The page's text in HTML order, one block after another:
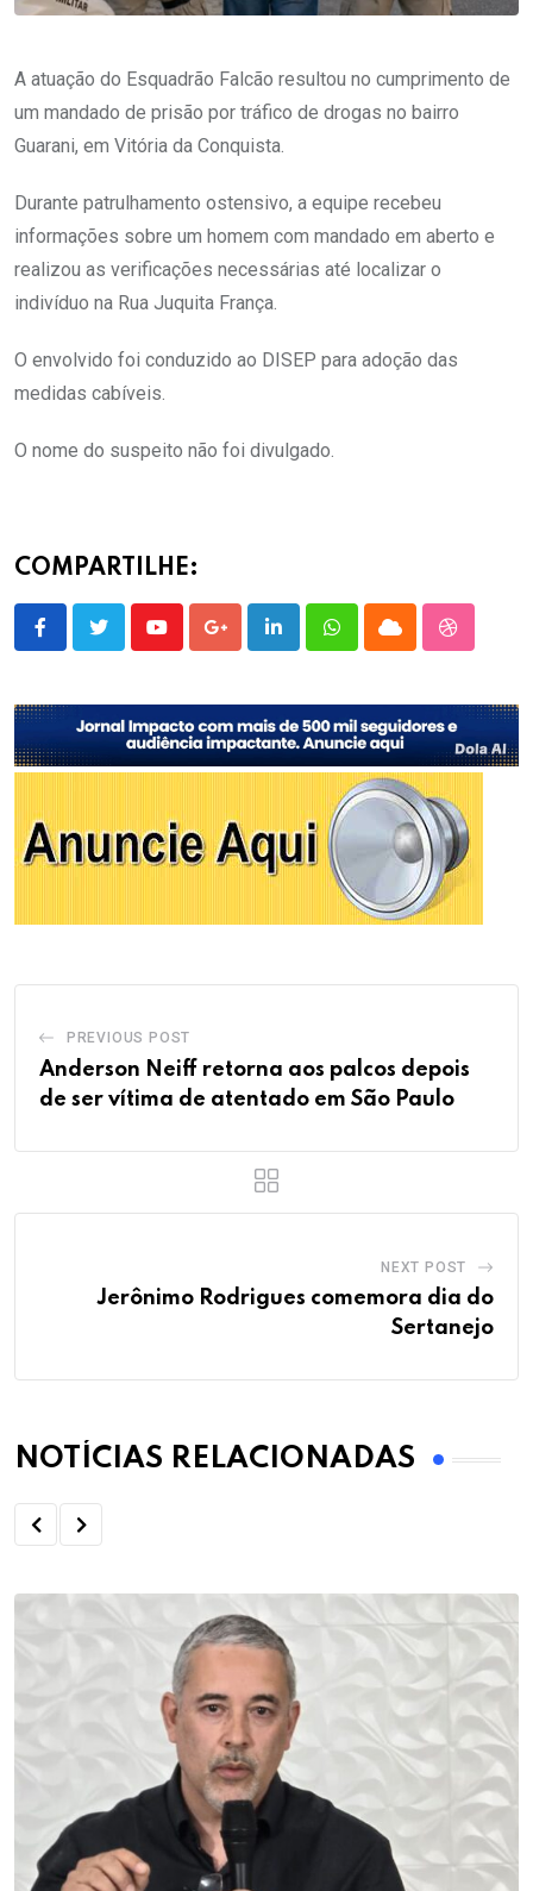
A atuação do Esquadrão Falcão resultou no cumprimento de
um mandado de prisão por tráfico de drogas no bairro
Guarani, em Vitória da Conquista.
Durante patrulhamento ostensivo, a equipe recebeu
informações sobre um homem com mandado em aberto e
realizou as verificações necessárias até localizar o
indivíduo na Rua Juquita França.
O envolvido foi conduzido ao DISEP para adoção das
medidas cabíveis.
O nome do suspeito não foi divulgado.
COMPARTILHE:
YoutubeGoogle+LinkedInWhatsappCloud
PREVIOUS POST
Anderson Neiff retorna aos palcos depois
de ser vítima de atentado em São Paulo
NEXT POST
Jerônimo Rodrigues comemora dia do
Sertanejo
NOTÍCIAS RELACIONADAS